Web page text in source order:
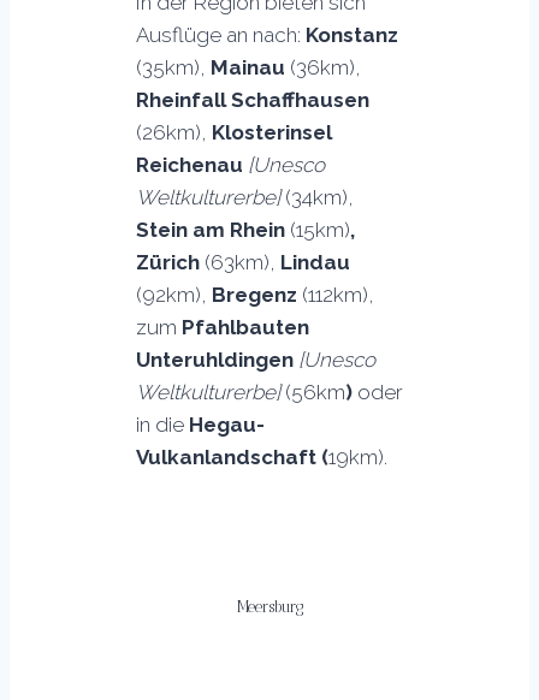
Ausflüge an nach: Konstanz
(35km), Mainau (36km),
Rheinfall Schaffhausen
(26km), Klosterinsel
Reichenau [Unesco
Weltkulturerbe](34km),
Stein am Rhein (15km),
Zürich (63km), Lindau
(92km), Bregenz (112km),
zum Pfahlbauten
Unteruhldingen [Unesco
Weltkulturerbe](56km) oder
in dieHegau-
Vulkanlandschaft (19km).
Meersburg